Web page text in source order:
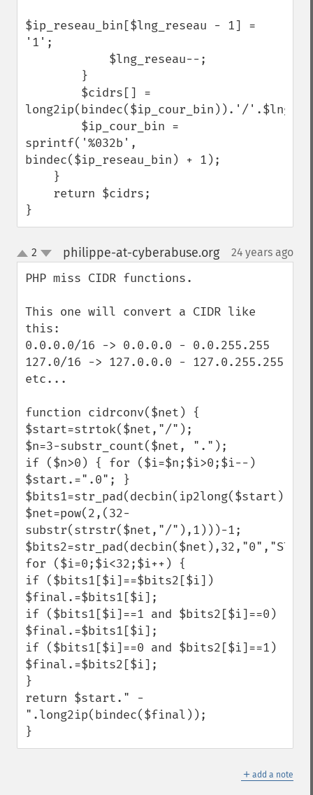
$ip_reseau_bin[$lng_reseau - 1] =
'1';
long2ip(bindec($ip_cour_bin)).'/
sprintf('%032b',
bindec($ip_reseau_bin) + 1);
}
up
down
2 philippe-at-cyberabuse.org¶ 24 years ago
PHP miss CIDR functions.
This one will convert a CIDR like
this:
0.0.0.0/16 -> 0.0.0.0 - 0.0.255.255
127.0/16 -> 127.0.0.0 - 127.0.255.255
etc...
function cidrconv($net) {
$start=strtok($net,"/");
$n=3-substr_count($net, ".");
if ($n>0) { for ($i=$n;$i>0;$i--)
$start.=".0"; }
$net=pow(2,(32-
substr(strstr($net,"/"),1)))-1;
for ($i=0;$i<32;$i++) {
if ($bits1[$i]==$bits2[$i])
$final.=$bits1[$i];
if ($bits1[$i]==1 and $bits2[$i]==0)
$final.=$bits1[$i];
if ($bits1[$i]==0 and $bits2[$i]==1)
$final.=$bits2[$i];
}
return $start." -
".long2ip(bindec($final));
}
＋ add a note